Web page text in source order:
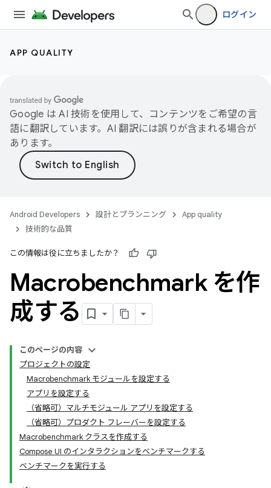
ログイン
APP QUALITY
Google は AI 技術を使用して、コンテンツをご希望の言
語に翻訳しています。AI 翻訳には誤りが含まれる場合が
あります。
Android Developers 設計とプランニング
App quality
技術的な品質
この情報は役に立ちましたか？
Macrobenchmark を作
成する
このページの内容
プロジェクトの設定
Macrobenchmark モジュールを設定する
アプリを設定する
（省略可）マルチモジュール アプリを設定する
（省略可）プロダクト フレーバーを設定する
Macrobenchmark クラスを作成する
Compose UI のインタラクションをベンチマークする
ベンチマークを実行する